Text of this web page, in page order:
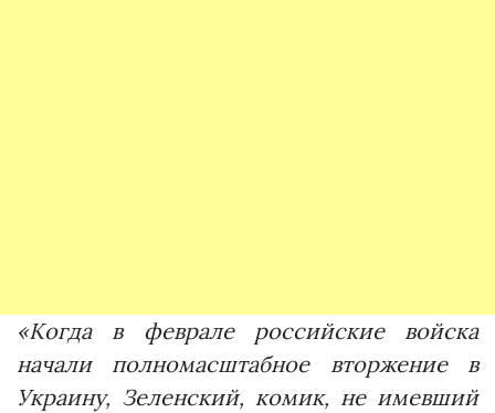
«Когда в феврале российские войска
начали полномасштабное вторжение в
Украину, Зеленский, комик, не имевший